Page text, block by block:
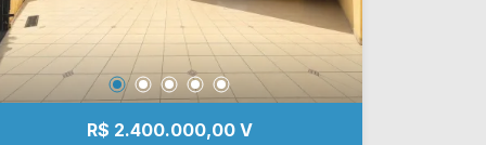
familiares e amigos em momentos de
lazer, além de proporcionar excelente
iluminação e ventilação natural aos
ambientes. Com uma planta inteligente,
R$ 2.400.000,00 V